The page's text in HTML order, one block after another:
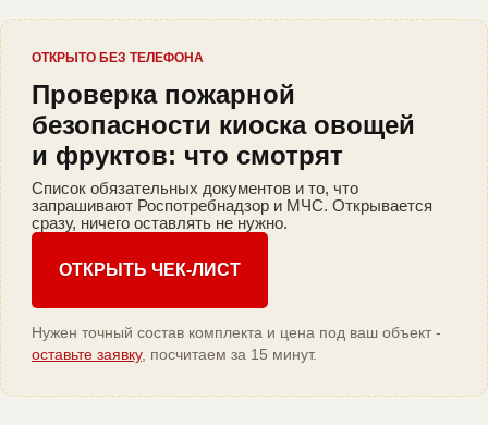
ОТКРЫТО БЕЗ ТЕЛЕФОНА
Проверка пожарной
безопасности киоска овощей
и фруктов: что смотрят
Список обязательных документов и то, что
запрашивают Роспотребнадзор и МЧС. Открывается
сразу, ничего оставлять не нужно.
ОТКРЫТЬ ЧЕК-ЛИСТ
Нужен точный состав комплекта и цена под ваш объект -
оставьте заявку, посчитаем за 15 минут.